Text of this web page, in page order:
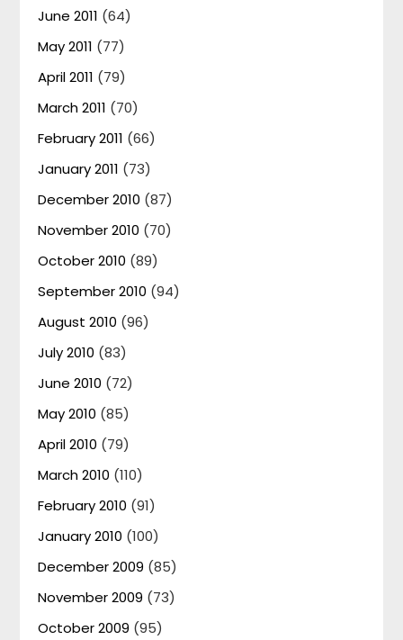
June 2011 (64)
May 2011 (77)
April 2011 (79)
March 2011 (70)
February 2011 (66)
January 2011 (73)
December 2010 (87)
November 2010 (70)
October 2010 (89)
September 2010 (94)
August 2010 (96)
July 2010 (83)
June 2010 (72)
May 2010 (85)
April 2010 (79)
March 2010 (110)
February 2010 (91)
January 2010 (100)
December 2009 (85)
November 2009 (73)
October 2009 (95)